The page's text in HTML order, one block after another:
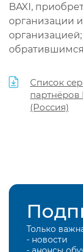
BAXI,
организации
организацией;
Список
(Россия)
Только
- новости